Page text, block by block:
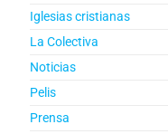
Iglesias cristianas
La Colectiva
Noticias
Pelis
Prensa